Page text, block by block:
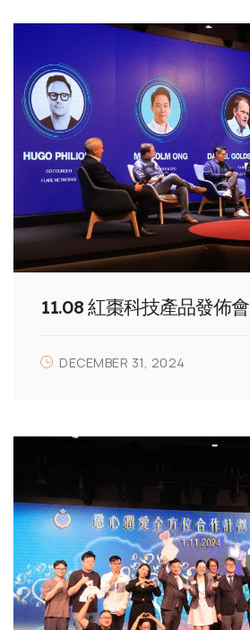
11.08 紅棗科技產品發佈會
DECEMBER 31, 2024